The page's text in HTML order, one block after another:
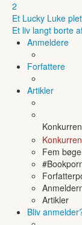
2
Et Lucky Luke
Et liv langt borte
Anmeldere
Forfattere
Artikler
Fem
Artikler
Bliv